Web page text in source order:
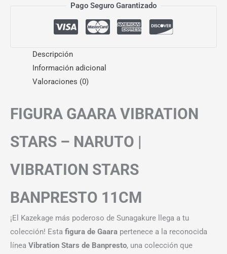
Pago Seguro Garantizado
Descripción
Información adicional
Valoraciones (0)
FIGURA GAARA VIBRATION
STARS – NARUTO |
VIBRATION STARS
BANPRESTO 11CM
¡El Kazekage más poderoso de Sunagakure llega a tu
colección! Esta figura de Gaara pertenece a la reconocida
línea Vibration Stars de Banpresto, una colección que